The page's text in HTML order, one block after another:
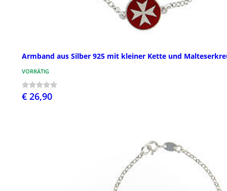
Armband aus Silber 925 mit kleiner Kette und
VORRÄTIG
€ 26,90